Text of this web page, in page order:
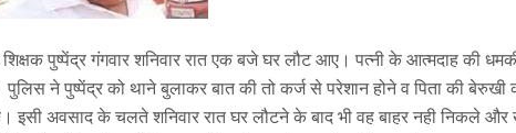
पुष्पेंद्र गंगवार शनिवार रात एक बजे घर लौट आए। पत्नी के आत्मदाह की
ने पुष्पेंद्र को थाने बुलाकर बात की तो कर्ज से परेशान होने व पिता की बेरुखी
इसी अवसाद के चलते शनिवार रात घर लौटने के बाद भी वह बाहर नही निकले